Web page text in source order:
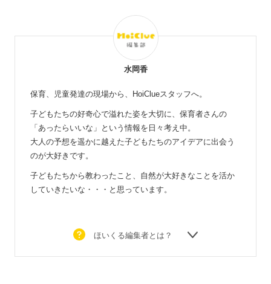
水岡香
保育、児童発達の現場から、HoiClueスタッフへ。
子どもたちの好奇心で溢れた姿を大切に、保育者さんの
「あったらいいな」という情報を日々考え中。
大人の予想を遥かに越えた子どもたちのアイデアに出会う
のが大好きです。
子どもたちから教わったこと、自然が大好きなことを活か
していきたいな・・・と思っています。
ほいくる編集者とは？